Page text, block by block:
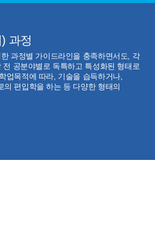
과정
과정별 가이드라인을 충족하면서도, 각
공분야별로 독특하고 특성화된 형태로
업목적에 따라, 기술을 습득하거나,
의 편입학을 하는 등 다양한 형태의